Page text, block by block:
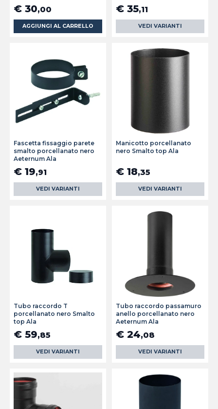
€ 30,00
AGGIUNGI AL CARRELLO
€ 35,11
VEDI VARIANTI
Fascetta fissaggio parete
smalto porcellanato nero
Aeternum Ala
€ 19,91
VEDI VARIANTI
Manicotto porcellanato
nero Smalto top Ala
€ 18,35
VEDI VARIANTI
Tubo raccordo T
porcellanato nero Smalto
top Ala
€ 59,85
VEDI VARIANTI
Tubo raccordo passamuro
anello porcellanato nero
Aeternum Ala
€ 24,08
VEDI VARIANTI